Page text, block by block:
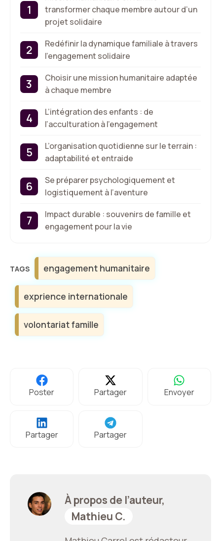
transformer chaque membre autour d’un
projet solidaire
Redéfinir la dynamique familiale à travers
l’engagement solidaire
Choisir une mission humanitaire adaptée
à chaque membre
L’intégration des enfants : de
l’acculturation à l’engagement
L’organisation quotidienne sur le terrain :
adaptabilité et entraide
Se préparer psychologiquement et
logistiquement à l’aventure
Impact durable : souvenirs de famille et
engagement pour la vie
Étiquettes
engagement humanitaire
exprience internationale
volontariat famille
Poster Partager Envoyer
Partager Partager
À propos de l’auteur,
Mathieu C.